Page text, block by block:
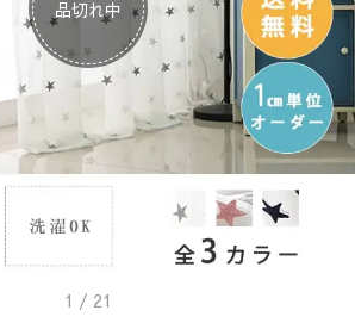
Hosts レースカーテン
品切れ中
1 / 21